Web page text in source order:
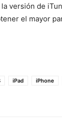
versión de
el mayor
iPad iPhone